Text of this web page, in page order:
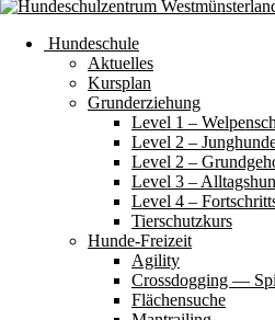
Hundeschule
Aktuelles
Kursplan
Grunderziehung
Level 1 –
Level 2 –
Level 2 –
Level 3 –
Level 4 –
Tierschutzkurs
Hunde-Freizeit
Agility
Crossdogging —
Flächensuche